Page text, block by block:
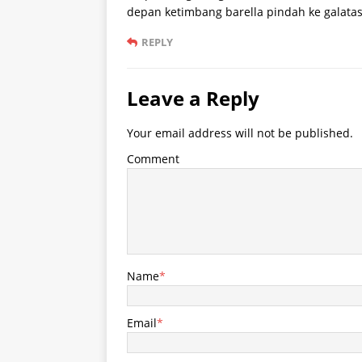
depan ketimbang barella pindah ke
REPLY
Leave a Reply
Your email address will not be published.
Comment
Name*
Email*